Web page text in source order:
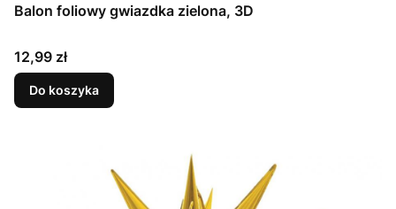
Balon foliowy gwiazdka zielona, 3D
Cena
12,99 zł
Do koszyka